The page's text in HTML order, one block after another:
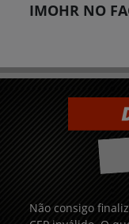
IMOHR NO
Não consigo